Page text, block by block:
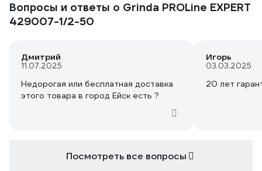
Вопросы и ответы о Grinda PROLine EXPERT
429007-1/2-50
Дмитрий
11.07.2025
Недорогая или бесплатная доставка
этого товара в город Ейск есть ?
Игорь
03.03.2025
20 лет
Посмотреть все вопросы